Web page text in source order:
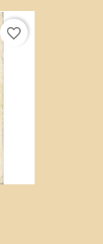
favorite_border